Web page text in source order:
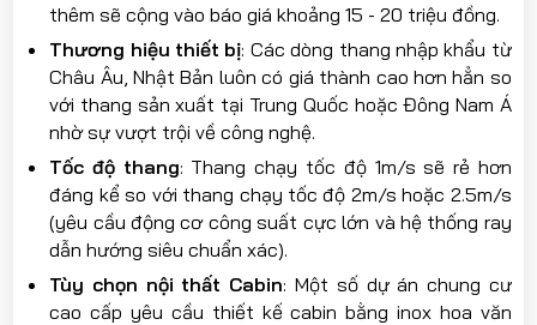
thêm sẽ cộng vào báo giá khoảng 15 - 20 triệu đồng.
Thương hiệu thiết bị: Các dòng thang nhập khẩu từ
Châu Âu, Nhật Bản luôn có giá thành cao hơn hẳn so
với thang sản xuất tại Trung Quốc hoặc Đông Nam Á
nhờ sự vượt trội về công nghệ.
Tốc độ thang: Thang chạy tốc độ 1m/s sẽ rẻ hơn
đáng kể so với thang chạy tốc độ 2m/s hoặc 2.5m/s
(yêu cầu động cơ công suất cực lớn và hệ thống ray
dẫn hướng siêu chuẩn xác).
Tùy chọn nội thất Cabin: Một số dự án chung cư
cao cấp yêu cầu thiết kế cabin bằng inox hoa văn